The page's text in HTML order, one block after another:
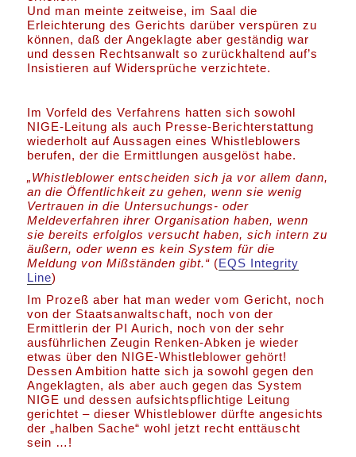
Und man meinte zeitweise, im Saal die
Erleichterung des Gerichts darüber verspüren zu
können, daß der Angeklagte aber geständig war
und dessen Rechtsanwalt so zurückhaltend auf’s
Insistieren auf Widersprüche verzichtete.
Im Vorfeld des Verfahrens hatten sich sowohl
NIGE-Leitung als auch Presse-Berichterstattung
wiederholt auf Aussagen eines Whistleblowers
berufen, der die Ermittlungen ausgelöst habe.
„Whistleblower entscheiden sich ja vor allem dann,
an die Öffentlichkeit zu gehen, wenn sie wenig
Vertrauen in die Untersuchungs- oder
Meldeverfahren ihrer Organisation haben, wenn
sie bereits erfolglos versucht haben, sich intern zu
äußern, oder wenn es kein System für die
Meldung von Mißständen gibt.“ (EQS Integrity
Line)
Im Prozeß aber hat man weder vom Gericht, noch
von der Staatsanwaltschaft, noch von der
Ermittlerin der PI Aurich, noch von der sehr
ausführlichen Zeugin Renken-Abken je wieder
etwas über den NIGE-Whistleblower gehört!
Dessen Ambition hatte sich ja sowohl gegen den
Angeklagten, als aber auch gegen das System
NIGE und dessen aufsichtspflichtige Leitung
gerichtet – dieser Whistleblower dürfte angesichts
der „halben Sache“ wohl jetzt recht enttäuscht
sein …!